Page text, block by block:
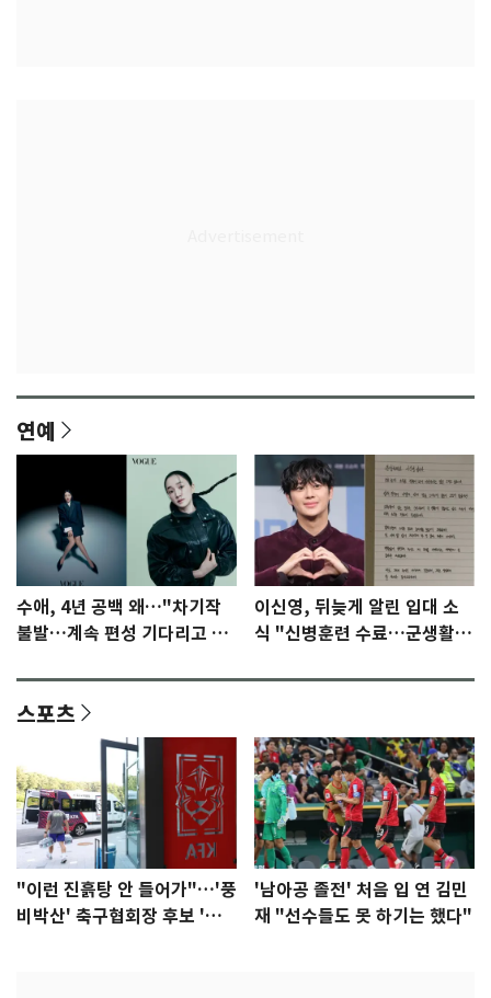
연예
수애, 4년 공백 왜…"차기작
불발…계속 편성 기다리고 있
이신영, 뒤늦게 알린 입대 소
식 "신병훈련 수료…군생활
스포츠
"이런 진흙탕 안 들어가"…'풍
비박산' 축구협회장 후보 '실
'남아공 졸전' 처음 입 연 김민
재 "선수들도 못 하기는 했다"